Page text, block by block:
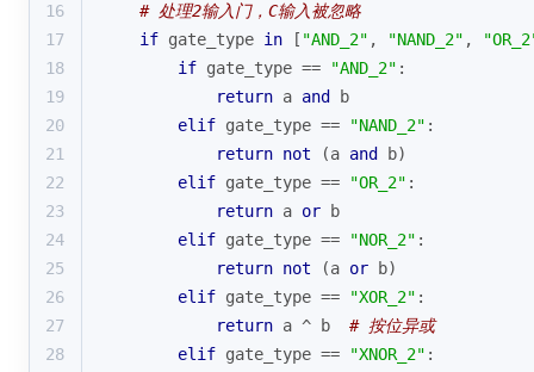
16
# 处理2输入门，C输入被忽略
17
if gate_type in [ "AND_2" , "NAND_2" ,
18
if gate_type == "AND_2" :
19
return a and
b
20
elif gate_type == "NAND_2" :
21
return not (a and
b)
22
elif gate_type == "OR_2" :
23
return a or b
24
elif gate_type == "NOR_2" :
25
return not (a or b)
26
elif gate_type == "XOR_2" :
27
return a ^ b # 按位异或
28
elif gate_type == "XNOR_2" :